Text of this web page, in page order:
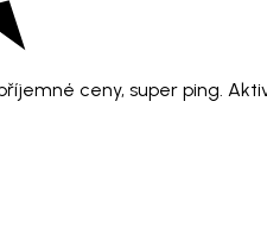
ceny, super ping.